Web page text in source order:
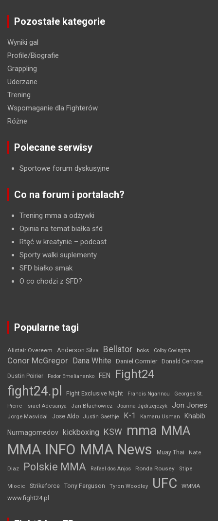
Pozostałe kategorie
Wyniki gal
Profile/Biografie
Grappling
Uderzane
Trening
Wspomaganie dla Fighterów
Różne
Polecane serwisy
Sportowe forum dyskusyjne
Co na forum i portalach?
Trening mma a odżywki
Opinia na temat białka sfd
Rtęć w kreatynie – podcast
Sporty walki suplementy
SFD białko smak
O co chodzi z SFD?
Popularne tagi
Alistair Overeem Anderson Silva Bellator boks Colby Covington
Conor McGregor Dana White Daniel Cormier Donald Cerrone
Dustin Poirier Fedor Emelianenko FEN Fight24
fight24.pl Fight Exclusive Night Francis Ngannou
Georges St.
Pierre
Israel Adesanya Jan Błachowicz Joanna Jędrzejczyk Jon Jones
Jorge Masvidal Jose Aldo Justin Gaethje K-1 Kamaru Usman Khabib
Nurmagomedov kickboxing KSW mma MMA
MMA INFO MMA News Muay Thai Nate
Diaz Polskie MMA Rafael dos Anjos Ronda Rousey Stipe
Miocic Strikeforce Tony Ferguson Tyron Woodley UFC WMMA
www.fight24.pl